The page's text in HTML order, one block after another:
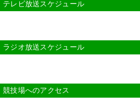
テレビ放送スケジュール
ラジオ放送スケジュール
競技場へのアクセス